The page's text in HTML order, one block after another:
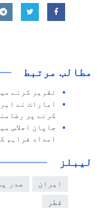
مطالب مرتبط
تقرير كرنے
کرنے پر
جاپان اجلاس
امداد فراہم
لیبلز
ایران صدر
قطر